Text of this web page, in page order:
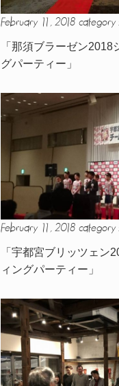
February 11, 2018 category :
「那須ブラーゼン
グパーティー」
February 11, 2018 category :
「宇都宮ブリッツェン
ィングパーティー」